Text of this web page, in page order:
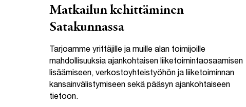
Matkailun kehittäminen
Satakunnassa
Tarjoamme yrittäjille ja muille alan toimijoille
mahdollisuuksia ajankohtaisen liiketoimintaosaamisen
lisäämiseen, verkostoyhteistyöhön ja liiketoiminnan
kansainvälistymiseen sekä pääsyn ajankohtaiseen
tietoon.